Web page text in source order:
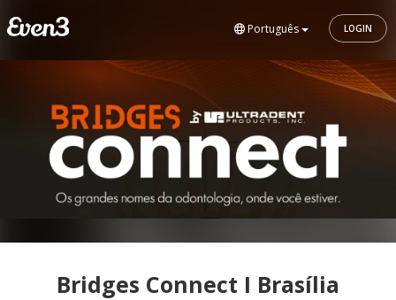
Português LOGIN
Bridges Connect I Brasília